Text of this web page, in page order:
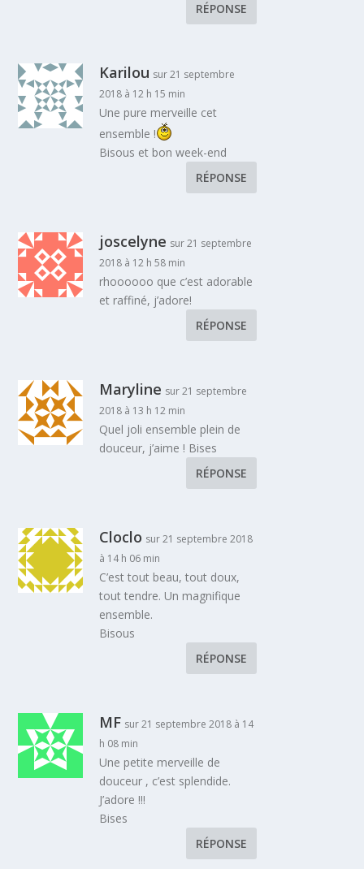
RÉPONSE
Karilou sur 21 septembre
2018 à 12 h 15 min
Une pure merveille cet
ensemble !
Bisous et bon week-end
RÉPONSE
joscelyne sur 21 septembre
2018 à 12 h 58 min
rhoooooo que c’est adorable
et raffiné, j’adore!
RÉPONSE
Maryline sur 21 septembre
2018 à 13 h 12 min
Quel joli ensemble plein de
douceur, j’aime ! Bises
RÉPONSE
Cloclo sur 21 septembre 2018
à 14 h 06 min
C’est tout beau, tout doux,
tout tendre. Un magnifique
ensemble.
Bisous
RÉPONSE
MF sur 21 septembre 2018 à 14
h 08 min
Une petite merveille de
douceur , c’est splendide.
J’adore !!!
Bises
RÉPONSE